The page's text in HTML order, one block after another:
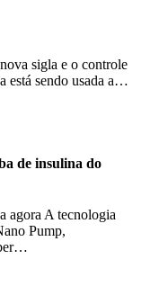
sigla e o controle
está sendo usada a…
de insulina do
agora A tecnologia
Pump,